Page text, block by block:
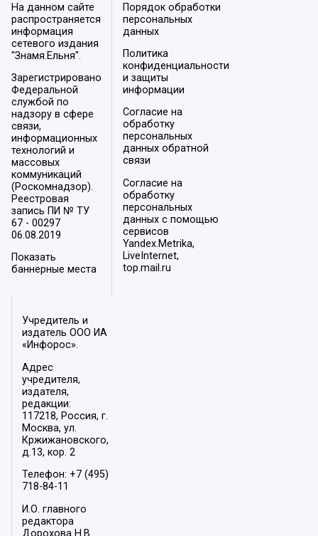
На данном сайте
распространяется
информация
сетевого издания
"Знамя.Ельня".
Зарегистрировано
Федеральной
службой по
надзору в сфере
связи,
информационных
технологий и
массовых
коммуникаций
(Роскомнадзор).
Реестровая
запись ПИ № ТУ
67 - 00297
06.08.2019
Показать
баннерные места
Порядок обработки
персональных
данных
Политика
конфиденциальности
и защиты
информации
Согласие на
обработку
персональных
данных обратной
связи
Согласие на
обработку
персональных
данных с помощью
сервисов
Yandex.Metrika,
LiveInternet,
top.mail.ru
Учредитель и
издатель ООО ИА
«Инфорос».
Адрес
учредителя,
издателя,
редакции:
117218, Россия, г.
Москва, ул.
Кржижановского,
д.13, кор. 2
Телефон: +7 (495)
718-84-11
И.О. главного
редактора
Дорохова Н.В.